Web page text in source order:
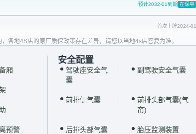
预计2032-01到期 在保中
首次上牌2024-01
各地4S店的原厂质保政策存在差异，请您以当地4s店答复为准。
厢
预警
安全配置
驾驶座安全气
囊
副驾驶安全气囊
前排侧气囊
前排头部气囊(气
帘)
后排头部气囊
胎压监测装置